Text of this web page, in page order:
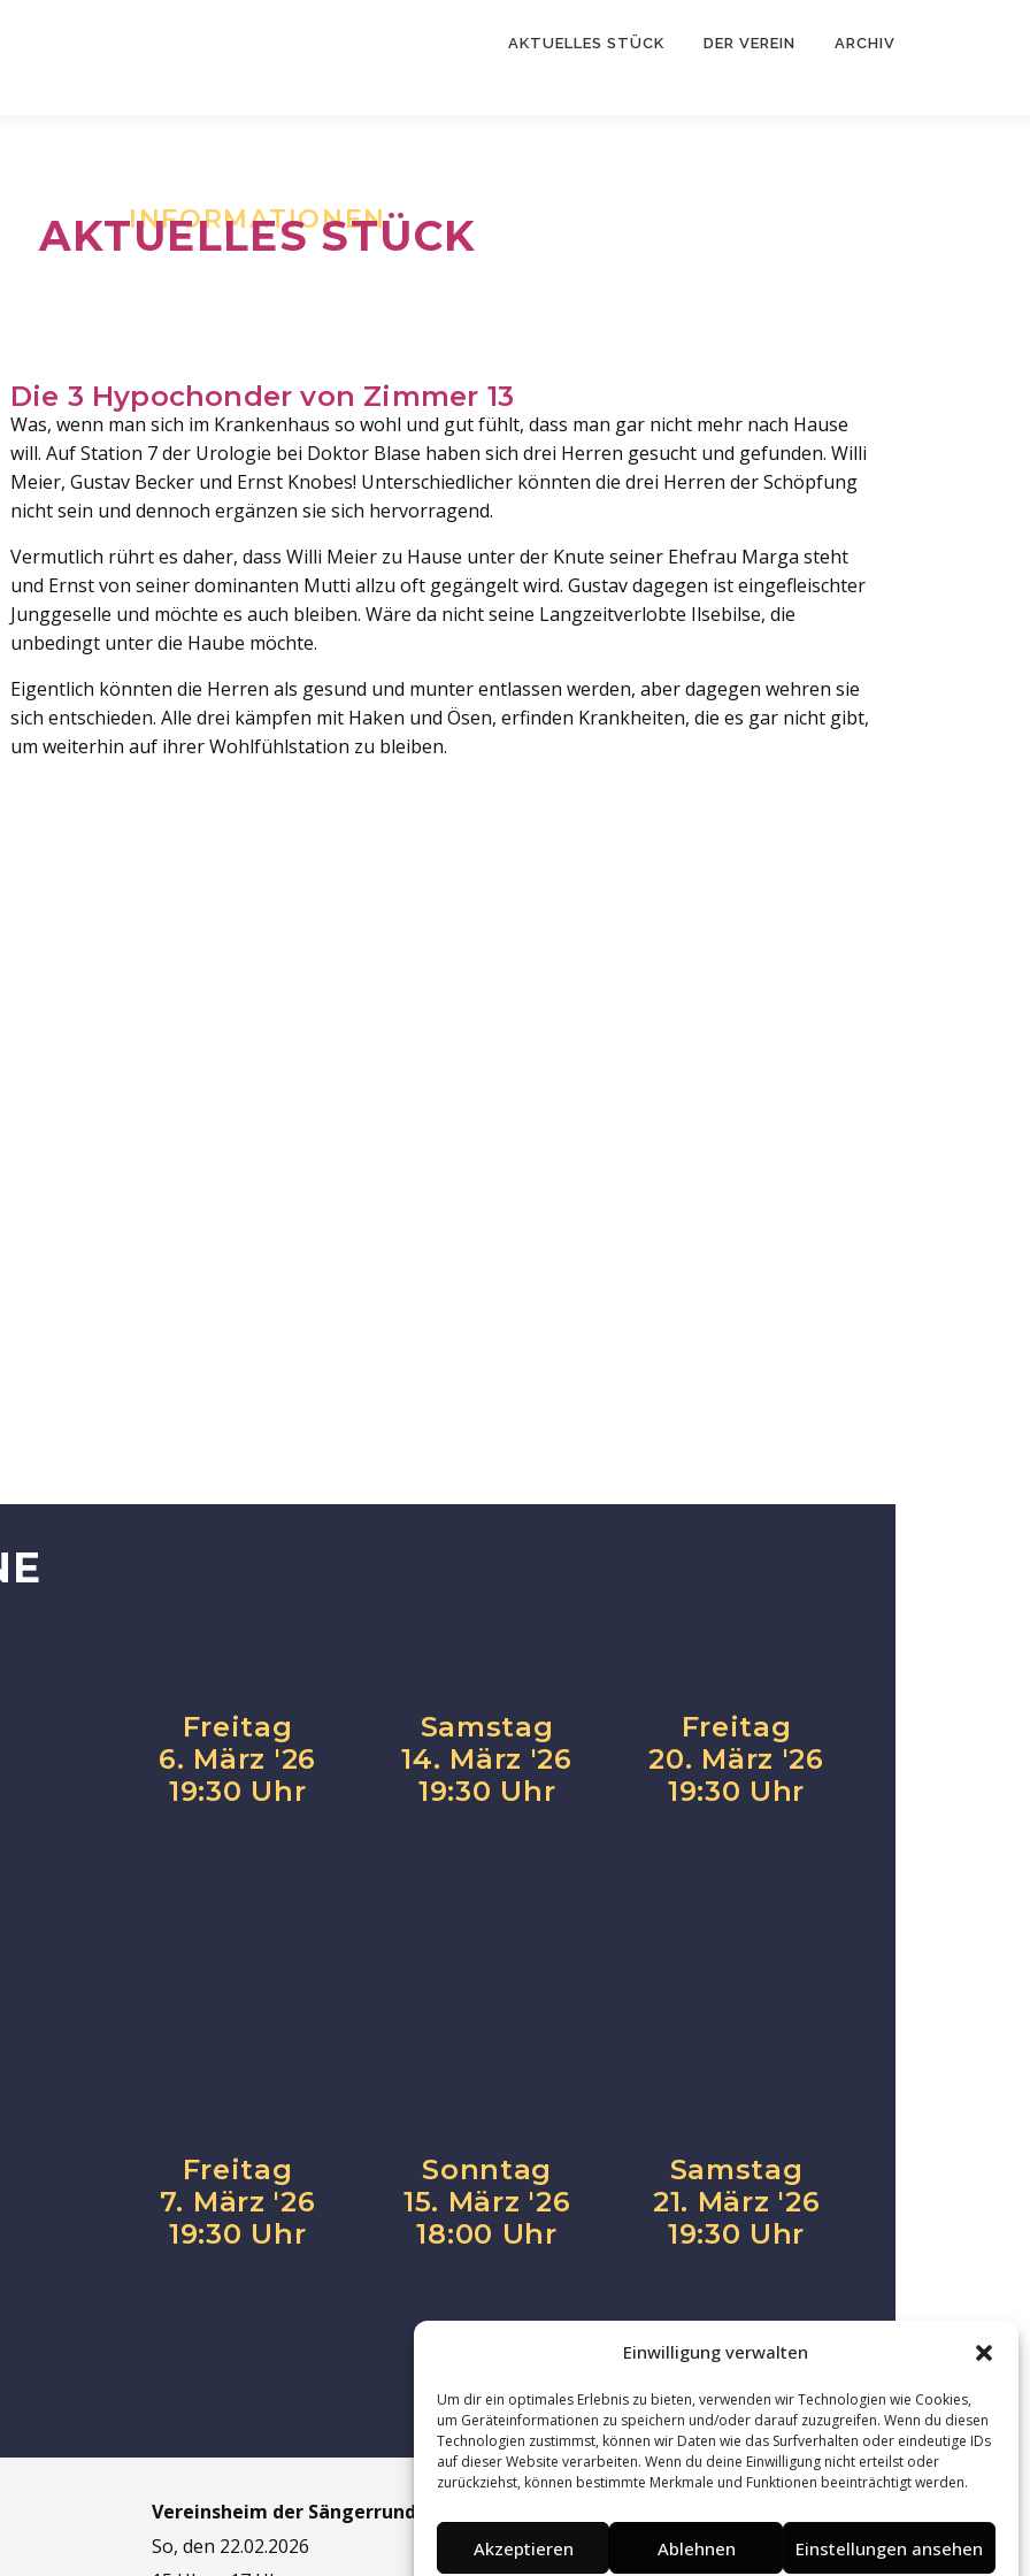
Einwilligung verwalten
Um dir ein optimales Erlebnis zu bieten, verwenden wir Technologien wie Cookies,
um Geräteinformationen zu speichern und/oder darauf zuzugreifen. Wenn du diesen
Technologien zustimmst, können wir Daten wie das Surfverhalten oder eindeutige IDs
auf dieser Website verarbeiten. Wenn du deine Einwilligung nicht erteilst oder
zurückziehst, können bestimmte Merkmale und Funktionen beeinträchtigt werden.
Akzeptieren Ablehnen Einstellungen ansehen
AKTUELLES STÜCK DER VEREIN ARCHIV
INFORMATIONEN
AKTUELLES STÜCK
Die 3 Hypochonder von Zimmer 13
Was, wenn man sich im Krankenhaus so wohl und gut fühlt, dass man gar nicht mehr nach Hause
will. Auf Station 7 der Urologie bei Doktor Blase haben sich drei Herren gesucht und gefunden. Willi
Meier, Gustav Becker und Ernst Knobes! Unterschiedlicher könnten die drei Herren der Schöpfung
nicht sein und dennoch ergänzen sie sich hervorragend.
Vermutlich rührt es daher, dass Willi Meier zu Hause unter der Knute seiner Ehefrau Marga steht
und Ernst von seiner dominanten Mutti allzu oft gegängelt wird. Gustav dagegen ist eingefleischter
Junggeselle und möchte es auch bleiben. Wäre da nicht seine Langzeitverlobte Ilsebilse, die
unbedingt unter die Haube möchte.
Eigentlich könnten die Herren als gesund und munter entlassen werden, aber dagegen wehren sie
sich entschieden. Alle drei kämpfen mit Haken und Ösen, erfinden Krankheiten, die es gar nicht gibt,
um weiterhin auf ihrer Wohlfühlstation zu bleiben.
Freitag
6. März '26
19:30 Uhr
Samstag
14. März '26
19:30 Uhr
Freitag
20. März '26
19:30 Uhr
Freitag
7. März '26
19:30 Uhr
Sonntag
15. März '26
18:00 Uhr
Samstag
21. März '26
19:30 Uhr
Vereinsheim der Sängerrunde
So, den 22.02.2026
Am Mühlweg 5, Neubrunn